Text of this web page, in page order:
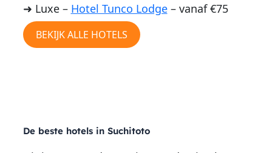
➜ Luxe – Hotel Tunco Lodge– vanaf €75
BEKIJK ALLE HOTELS
De beste hotels in Suchitoto